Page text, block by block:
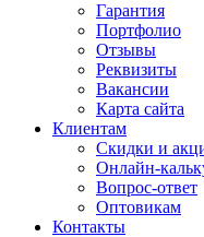
Гарантия
Портфолио
Отзывы
Реквизиты
Вакансии
Карта сайта
Клиентам
Скидки и
Онлайн-
Вопрос-ответ
Оптовикам
Контакты